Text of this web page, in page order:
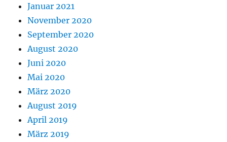
Januar 2021
November 2020
September 2020
August 2020
Juni 2020
Mai 2020
März 2020
August 2019
April 2019
März 2019